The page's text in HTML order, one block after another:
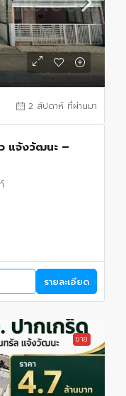
2 สัปดาห์ ที่ผ่านมา
ว แจ้งวัฒนะ –
รายละเอียด
ขาย